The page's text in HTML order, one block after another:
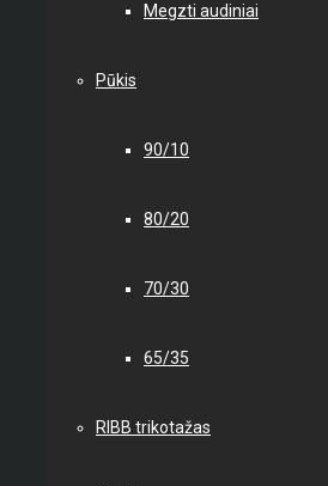
Megzti audiniai
Pūkis
90/10
80/20
70/30
65/35
RIBB trikotažas